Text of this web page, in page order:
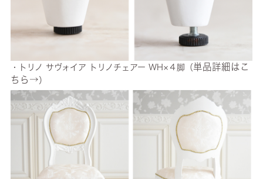
・トリノ サヴォイア トリノチェアー WH×４脚（ 単品詳細はこ
ちら→ ）